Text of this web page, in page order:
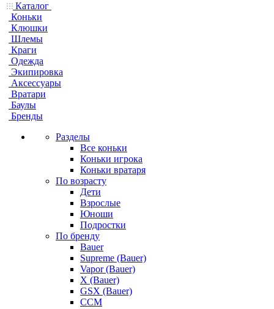
Каталог
Коньки
Клюшки
Шлемы
Краги
Одежда
Экипировка
Аксессуары
Вратари
Баулы
Бренды
Разделы
Все коньки
Коньки игрока
Коньки вратаря
По возрасту
Дети
Взрослые
Юноши
Подростки
По бренду
Bauer
Supreme (Bauer)
Vapor (Bauer)
X (Bauer)
GSX (Bauer)
CCM